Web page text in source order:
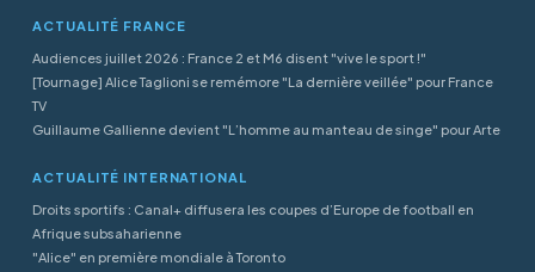
ACTUALITÉ FRANCE
Audiences juillet 2026 : France 2 et M6 disent "vive le sport !"
[Tournage] Alice Taglioni se remémore "La dernière veillée" pour France
TV
Guillaume Gallienne devient "L’homme au manteau de singe" pour Arte
ACTUALITÉ INTERNATIONAL
Droits sportifs : Canal+ diffusera les coupes d’Europe de football en
Afrique subsaharienne
"Alice" en première mondiale à Toronto